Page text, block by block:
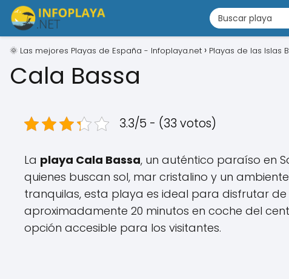
🌞 Las mejores Playas de España - Infoplaya.net Playas de las Islas
Cala Bassa
3.3/5 - (33 votos)
La playa Cala Bassa, un auténtico paraíso en
quienes buscan sol, mar cristalino y un
tranquilas, esta playa es ideal para disfrutar
aproximadamente 20 minutos en coche del
opción accesible para los visitantes.